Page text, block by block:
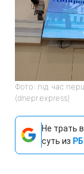
Фото: під час
(dnepr.express)
Не трать
суть из